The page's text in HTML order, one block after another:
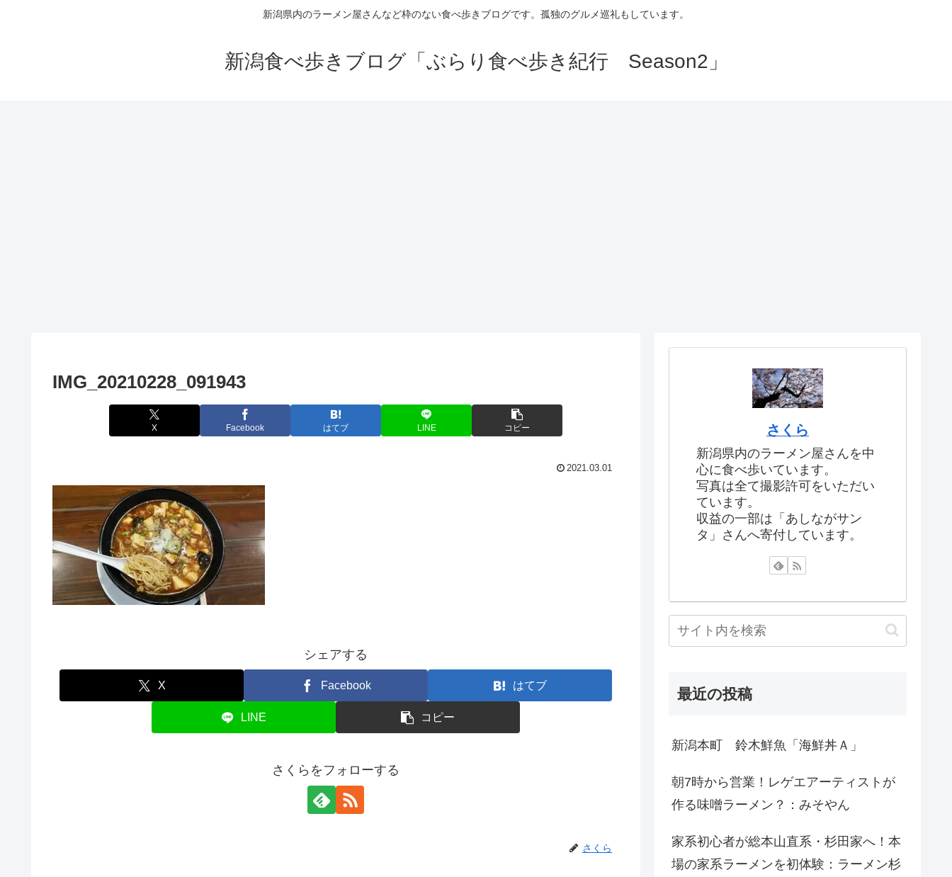
新潟県内のラーメン屋さんなど枠のない食べ歩きブログです。孤独のグルメ巡礼もしています。
新潟食べ歩きブログ「ぶらり食べ歩き紀行 Season2」
IMG_20210228_091943
X Facebook はてブ LINE コピー
2021.03.01
シェアする
X Facebook はてブ
LINE コピー
さくらをフォローする
さくら
さくら
新潟県内のラーメン屋さんを中
心に食べ歩いています。
写真は全て撮影許可をいただい
ています。
収益の一部は「あしながサン
タ」さんへ寄付しています。
最近の投稿
新潟本町 鈴木鮮魚「海鮮丼Ａ」
朝7時から営業！レゲエアーティストが
作る味噌ラーメン？：みそやん
家系初心者が総本山直系・杉田家へ！本
場の家系ラーメンを初体験：ラーメン杉